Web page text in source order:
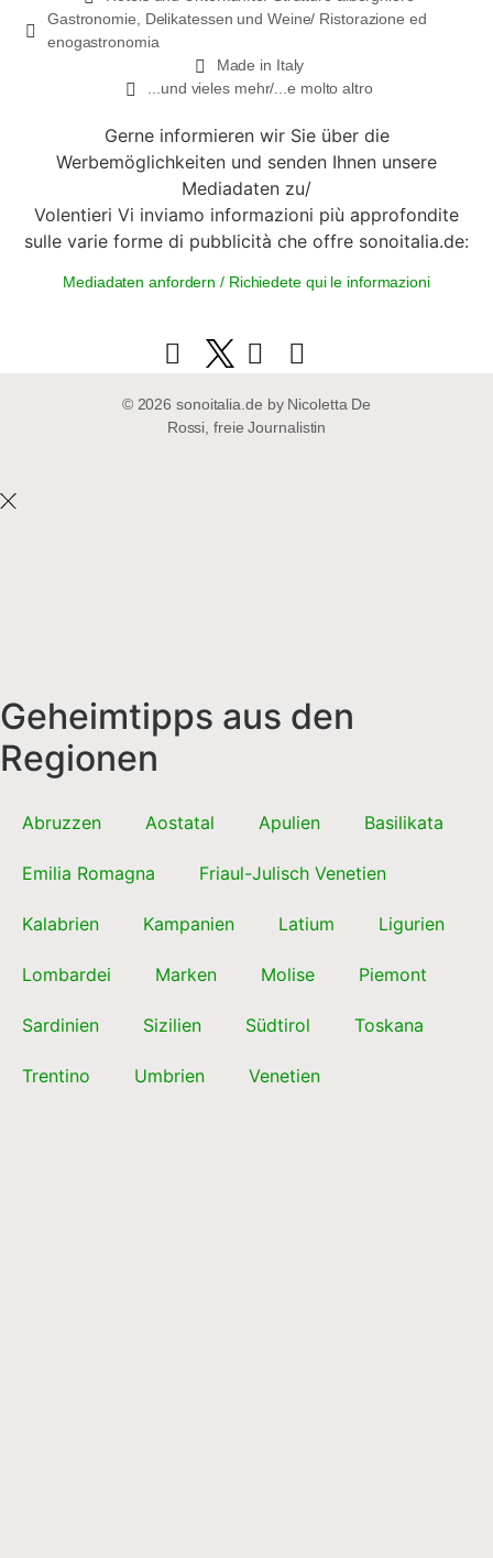
Gastronomie, Delikatessen und Weine/ Ristorazione ed
enogastronomia
Made in Italy
...und vieles mehr/...e molto altro
Gerne informieren wir Sie über die
Werbemöglichkeiten und senden Ihnen unsere
Mediadaten zu/
Volentieri Vi inviamo informazioni più approfondite
sulle varie forme di pubblicità che offre sonoitalia.de:
Mediadaten anfordern / Richiedete qui le informazioni
© 2026 sonoitalia.de by Nicoletta De
Rossi, freie Journalistin
Geheimtipps aus den
Regionen
Abruzzen Aostatal Apulien Basilikata
Emilia Romagna Friaul-Julisch Venetien
Kalabrien Kampanien Latium Ligurien
Lombardei Marken Molise Piemont
Sardinien Sizilien Südtirol Toskana
Trentino Umbrien Venetien